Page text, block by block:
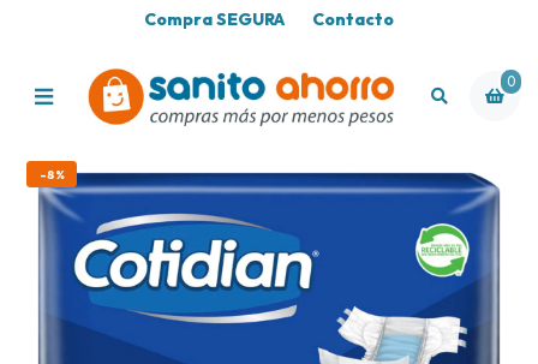
Compra SEGURA Contacto
0
-8%